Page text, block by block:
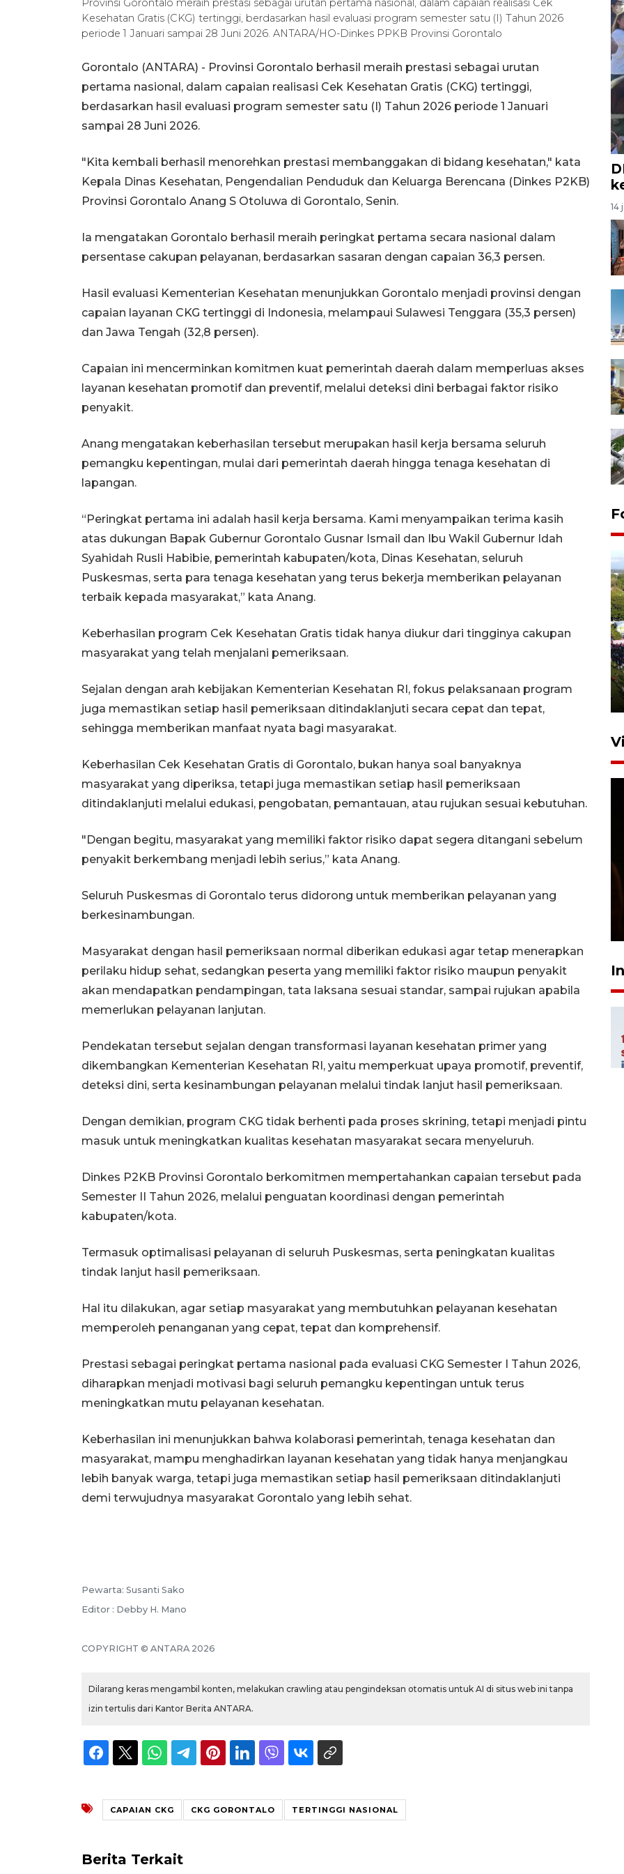
Provinsi Gorontalo meraih prestasi sebagai urutan pertama nasional, dalam capaian realisasi Cek
Kesehatan Gratis (CKG) tertinggi, berdasarkan hasil evaluasi program semester satu (I) Tahun 2026
periode 1 Januari sampai 28 Juni 2026. ANTARA/HO-Dinkes PPKB Provinsi Gorontalo
Gorontalo (ANTARA) - Provinsi Gorontalo berhasil meraih prestasi sebagai urutan
pertama nasional, dalam capaian realisasi Cek Kesehatan Gratis (CKG) tertinggi,
berdasarkan hasil evaluasi program semester satu (I) Tahun 2026 periode 1 Januari
sampai 28 Juni 2026.
"Kita kembali berhasil menorehkan prestasi membanggakan di bidang kesehatan," kata
Kepala Dinas Kesehatan, Pengendalian Penduduk dan Keluarga Berencana (Dinkes P2KB)
Provinsi Gorontalo Anang S Otoluwa di Gorontalo, Senin.
Ia mengatakan Gorontalo berhasil meraih peringkat pertama secara nasional dalam
persentase cakupan pelayanan, berdasarkan sasaran dengan capaian 36,3 persen.
Hasil evaluasi Kementerian Kesehatan menunjukkan Gorontalo menjadi provinsi dengan
capaian layanan CKG tertinggi di Indonesia, melampaui Sulawesi Tenggara (35,3 persen)
dan Jawa Tengah (32,8 persen).
Capaian ini mencerminkan komitmen kuat pemerintah daerah dalam memperluas akses
layanan kesehatan promotif dan preventif, melalui deteksi dini berbagai faktor risiko
penyakit.
Anang mengatakan keberhasilan tersebut merupakan hasil kerja bersama seluruh
pemangku kepentingan, mulai dari pemerintah daerah hingga tenaga kesehatan di
lapangan.
“Peringkat pertama ini adalah hasil kerja bersama. Kami menyampaikan terima kasih
atas dukungan Bapak Gubernur Gorontalo Gusnar Ismail dan Ibu Wakil Gubernur Idah
Syahidah Rusli Habibie, pemerintah kabupaten/kota, Dinas Kesehatan, seluruh
Puskesmas, serta para tenaga kesehatan yang terus bekerja memberikan pelayanan
terbaik kepada masyarakat,” kata Anang.
Keberhasilan program Cek Kesehatan Gratis tidak hanya diukur dari tingginya cakupan
masyarakat yang telah menjalani pemeriksaan.
Sejalan dengan arah kebijakan Kementerian Kesehatan RI, fokus pelaksanaan program
juga memastikan setiap hasil pemeriksaan ditindaklanjuti secara cepat dan tepat,
sehingga memberikan manfaat nyata bagi masyarakat.
Keberhasilan Cek Kesehatan Gratis di Gorontalo, bukan hanya soal banyaknya
masyarakat yang diperiksa, tetapi juga memastikan setiap hasil pemeriksaan
ditindaklanjuti melalui edukasi, pengobatan, pemantauan, atau rujukan sesuai kebutuhan.
"Dengan begitu, masyarakat yang memiliki faktor risiko dapat segera ditangani sebelum
penyakit berkembang menjadi lebih serius,” kata Anang.
Seluruh Puskesmas di Gorontalo terus didorong untuk memberikan pelayanan yang
berkesinambungan.
Masyarakat dengan hasil pemeriksaan normal diberikan edukasi agar tetap menerapkan
perilaku hidup sehat, sedangkan peserta yang memiliki faktor risiko maupun penyakit
akan mendapatkan pendampingan, tata laksana sesuai standar, sampai rujukan apabila
memerlukan pelayanan lanjutan.
Pendekatan tersebut sejalan dengan transformasi layanan kesehatan primer yang
dikembangkan Kementerian Kesehatan RI, yaitu memperkuat upaya promotif, preventif,
deteksi dini, serta kesinambungan pelayanan melalui tindak lanjut hasil pemeriksaan.
Dengan demikian, program CKG tidak berhenti pada proses skrining, tetapi menjadi pintu
masuk untuk meningkatkan kualitas kesehatan masyarakat secara menyeluruh.
Dinkes P2KB Provinsi Gorontalo berkomitmen mempertahankan capaian tersebut pada
Semester II Tahun 2026, melalui penguatan koordinasi dengan pemerintah
kabupaten/kota.
Termasuk optimalisasi pelayanan di seluruh Puskesmas, serta peningkatan kualitas
tindak lanjut hasil pemeriksaan.
Hal itu dilakukan, agar setiap masyarakat yang membutuhkan pelayanan kesehatan
memperoleh penanganan yang cepat, tepat dan komprehensif.
Prestasi sebagai peringkat pertama nasional pada evaluasi CKG Semester I Tahun 2026,
diharapkan menjadi motivasi bagi seluruh pemangku kepentingan untuk terus
meningkatkan mutu pelayanan kesehatan.
Keberhasilan ini menunjukkan bahwa kolaborasi pemerintah, tenaga kesehatan dan
masyarakat, mampu menghadirkan layanan kesehatan yang tidak hanya menjangkau
lebih banyak warga, tetapi juga memastikan setiap hasil pemeriksaan ditindaklanjuti
demi terwujudnya masyarakat Gorontalo yang lebih sehat.
Pewarta: Susanti Sako
Editor : Debby H. Mano
COPYRIGHT © ANTARA 2026
Dilarang keras mengambil konten, melakukan crawling atau pengindeksan otomatis untuk AI di situs web ini tanpa
izin tertulis dari Kantor Berita ANTARA.
CAPAIAN CKG CKG GORONTALO TERTINGGI NASIONAL
Berita Terkait
14
UPACARA HUT KE-78
17 Agustus 2023 15:58
kandungan gizi paket MBG
Ramadhan
2026-08-06 18:45:00